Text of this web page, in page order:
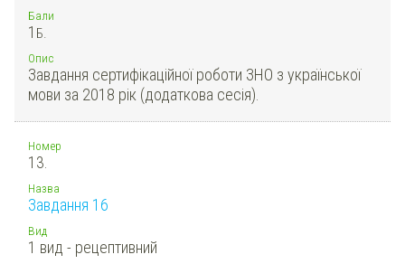
Бали
1 Б.
Опис
Завдання сертифікаційної роботи ЗНО з української
мови за 2018 рік (додаткова сесія).
Номер
13.
Назва
Завдання 16
Вид
1 вид - рецептивний